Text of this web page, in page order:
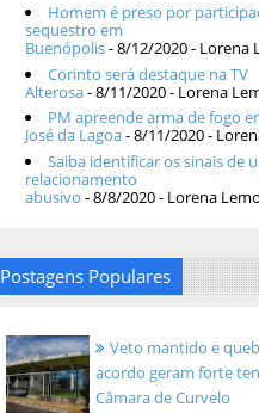
Homem é preso por
sequestro em
Buenópolis- 8/12/2020- Lorena
Corinto será destaque na TV
Alterosa- 8/11/2020- Lorena
PM apreende arma de fogo
José da Lagoa- 8/11/2020-
Saiba identificar os sinais de
relacionamento
abusivo - 8/8/2020- Lorena
Postagens Populares
Veto mantido e
acordo geram forte
Câmara de Curvelo